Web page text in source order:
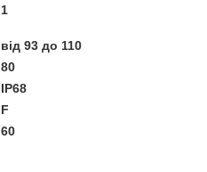
1
від 93 до 110
80
IP68
F
60